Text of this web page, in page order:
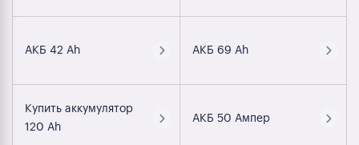
АКБ 42 Ah АКБ 69 Ah
Купить аккумулятор
120 Ah
АКБ 50 Ампер